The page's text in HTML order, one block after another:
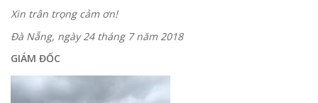
Xin trân trọng cảm ơn!
Đà Nẵng, ngày 24 tháng 7 năm 2018
GIÁM ĐỐC